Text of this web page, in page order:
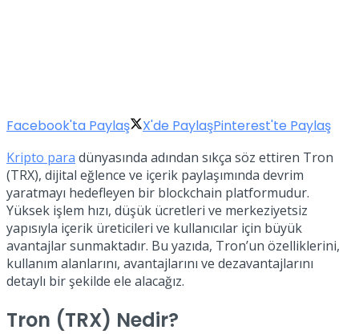
Facebook'ta Paylaş X'de PaylaşPinterest'te Paylaş
Kripto para dünyasında adından sıkça söz ettiren Tron
(TRX), dijital eğlence ve içerik paylaşımında devrim
yaratmayı hedefleyen bir blockchain platformudur.
Yüksek işlem hızı, düşük ücretleri ve merkeziyetsiz
yapısıyla içerik üreticileri ve kullanıcılar için büyük
avantajlar sunmaktadır. Bu yazıda, Tron’un özelliklerini,
kullanım alanlarını, avantajlarını ve dezavantajlarını
detaylı bir şekilde ele alacağız.
Tron (TRX) Nedir?